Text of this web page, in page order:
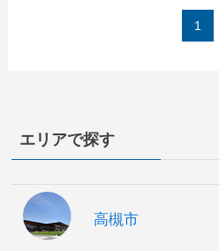
1
エリアで探す
高槻市